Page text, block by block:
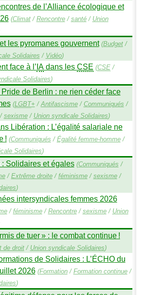
de l’Alliance écologique et
(Climat/ Rencontre/ santé/ Union
les pyromanes gouvernent (Budget/
Solidaires / Vidéo)
face à l’IAdans les CSE (CSE/
Solidaires)
de Berlin : ne rien céder face
(LGBT+ /Antifascisme/ Communiqués /
sexisme/ Union syndicale Solidaires)
Libération : L’égalité salariale ne
! (Communiqués / Égalité femme-homme/
Solidaires)
Solidaires et égales (Communiqués /
/ Extrême droite/ féminisme/ sexisme/
)
intersyndicales femmes 2026
/ féminisme/ Rencontre/ sexisme/ Union
de tuer» : le combat continue !
de droit/ Union syndicale Solidaires)
de Solidaires : L’ÉCHOdu
2026 (Formation/ Formation continue/
)